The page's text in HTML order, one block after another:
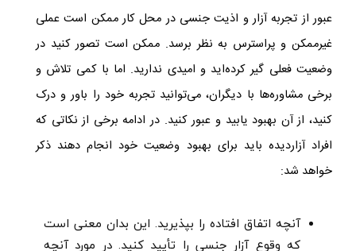
عبور از تجربه‌ آزار و اذیت جنسی در محل کار ممکن است عملی
غیرممکن و پراسترس به نظر برسد. ممکن است تصور کنید در
وضعیت فعلی گیر کرده‌اید و امیدی ندارید. اما با کمی تلاش و
برخی مشاوره‌ها با دیگران، می‌توانید تجربه خود را باور و درک
کنید، از آن بهبود یابید و عبور کنید. در ادامه برخی از نکاتی که
افراد آزاردیده باید برای بهبود وضعیت خود انجام دهند ذکر
خواهد شد:
آنچه اتفاق افتاده را بپذیرید. این بدان معنی است
که وقوع آزار جنسی را تأیید کنید. در مورد آنچه